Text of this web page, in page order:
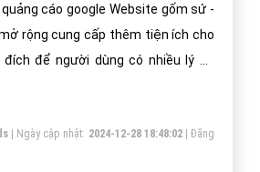
cáo google Website gốm sứ -
rộng cung cấp thêm tiện ích cho
để người dùng có nhiều lý do
| Ngày cập nhật: 2024-12-28 18:48:02|Đăng